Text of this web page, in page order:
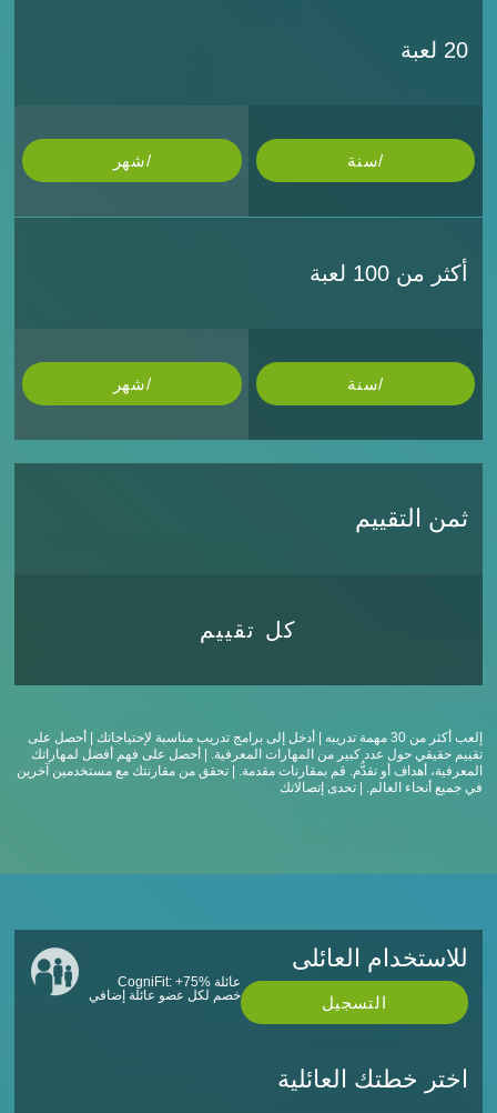
20 لعبة
/شهر /سنة
أكثر من 100 لعبة
/شهر /سنة
ثمن التقييم
كل تقييم
إلعب أكثر من 30 مهمة تدريبه | أدخل إلى برامج تدريب مناسبة لإحتياجاتك | أحصل على
تقييم حقيقي حول عدد كبير من المهارات المعرفية. | أحصل على فهم أفضل لمهاراتك
المعرفية، أهداف أو تقدُّم. قم بمقارنات مقدمة. | تحقق من مقارنتك مع مستخدمين آخرين
في جميع أنحاء العالم. | تحدى إتصالاتك
للاستخدام العائلى
التسجيل
عائلة CogniFit: +75%
خصم لكل عضو عائلة إضافي
اختر خطتك العائلية